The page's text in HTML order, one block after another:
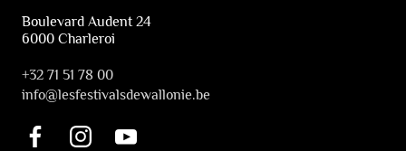
Boulevard Audent 24
6000 Charleroi
+32 71 51 78 00
info@lesfestivalsdewallonie.be